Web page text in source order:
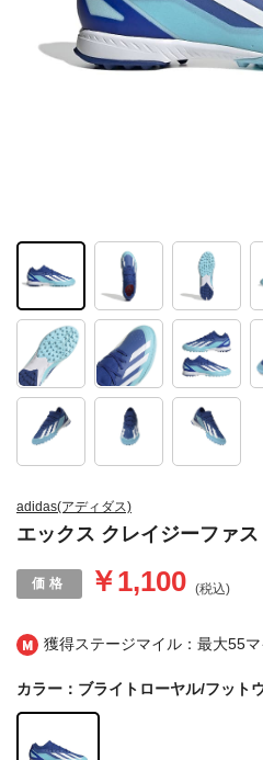
獲得ステージマイル：最大55
adidas(アディダス)
エックス クレイジーファ
￥1,100 (税込)
カラー：ブライトローヤル/フット